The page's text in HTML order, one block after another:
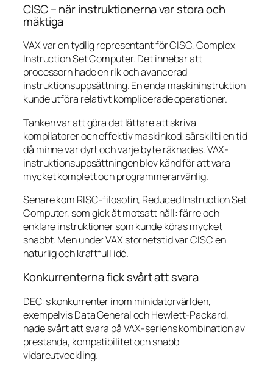
CISC – när instruktionerna var stora och
mäktiga
VAX var en tydlig representant för CISC, Complex
Instruction Set Computer. Det innebar att
processorn hade en rik och avancerad
instruktionsuppsättning. En enda maskininstruktion
kunde utföra relativt komplicerade operationer.
Tanken var att göra det lättare att skriva
kompilatorer och effektiv maskinkod, särskilt i en tid
då minne var dyrt och varje byte räknades. VAX-
instruktionsuppsättningen blev känd för att vara
mycket komplett och programmerarvänlig.
Senare kom RISC-filosofin, Reduced Instruction Set
Computer, som gick åt motsatt håll: färre och
enklare instruktioner som kunde köras mycket
snabbt. Men under VAX storhetstid var CISC en
naturlig och kraftfull idé.
Konkurrenterna fick svårt att svara
DEC:s konkurrenter inom minidatorvärlden,
exempelvis Data General och Hewlett-Packard,
hade svårt att svara på VAX-seriens kombination av
prestanda, kompatibilitet och snabb
vidareutveckling.